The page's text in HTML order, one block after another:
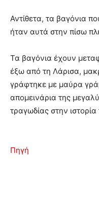
Αντίθετα, τα βαγόνια
ήταν αυτά στην πίσω
Τα βαγόνια έχουν
έξω από τη Λάρισα,
γράφτηκε με μαύρα
απομεινάρια της
τραγωδίας στην
Πηγή